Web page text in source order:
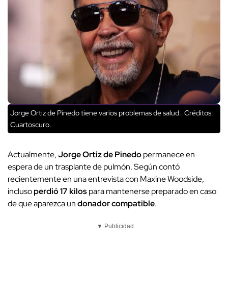
Jorge Ortiz de Pinedo tiene varios problemas de salud. Créditos:
Cuartoscuro.
Actualmente,Jorge Ortiz de Pinedopermanece en
espera de un trasplante de pulmón. Según contó
recientemente en una entrevista con Maxine Woodside,
inclusoperdió 17 kilospara mantenerse preparado en caso
de que aparezca undonador compatible.
▼ Publicidad